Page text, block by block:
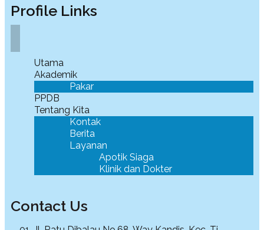
Profile Links
Utama
Akademik
Pakar
PPDB
Tentang Kita
Kontak
Berita
Layanan
Apotik Siaga
Klinik dan Dokter
Contact Us